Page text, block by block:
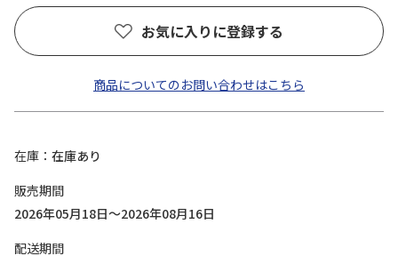
お気に入りに登録する
商品についてのお問い合わせはこちら
在庫
在庫あり
販売期間
2026年05月18日～2026年08月16日
配送期間